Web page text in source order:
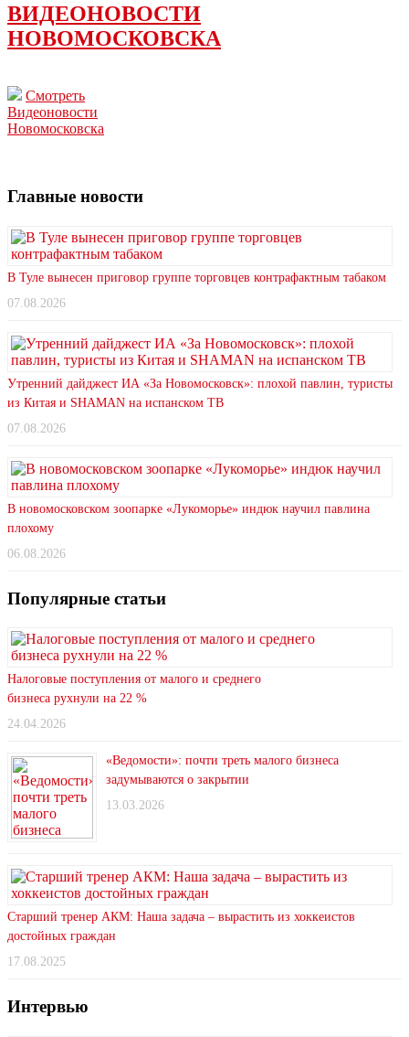
ВИДЕОНОВОСТИ
НОВОМОСКОВСКА
Смотреть
Видеоновости
Новомосковска
Главные новости
В Туле вынесен приговор группе торговцев контрафактным табаком
07.08.2026
Утренний дайджест ИА «За Новомосковск»: плохой павлин, туристы
из Китая и SHAMAN на испанском ТВ
07.08.2026
В новомосковском зоопарке «Лукоморье» индюк научил павлина
плохому
06.08.2026
Популярные статьи
Налоговые поступления от малого и среднего
бизнеса рухнули на 22 %
24.04.2026
«Ведомости»: почти треть малого бизнеса
задумываются о закрытии
13.03.2026
Старший тренер АКМ: Наша задача – вырастить из хоккеистов
достойных граждан
17.08.2025
Интервью